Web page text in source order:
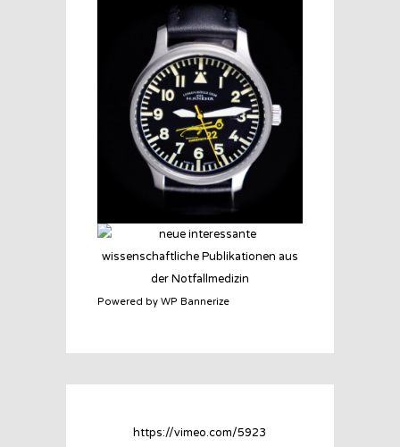
Powered by WP Bannerize
https://vimeo.com/5923